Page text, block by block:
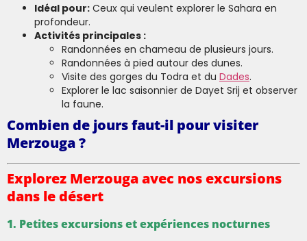
Idéal pour: Ceux qui veulent explorer le Sahara en
profondeur.
Activités principales :
Randonnées en chameau de plusieurs jours.
Randonnées à pied autour des dunes.
Visite des gorges du Todra et du Dades.
Explorer le lac saisonnier de Dayet Srij et observer
la faune.
Combien de jours faut-il pour visiter
Merzouga ?
Explorez Merzouga avec nos excursions
dans le désert
1. Petites excursions et expériences nocturnes